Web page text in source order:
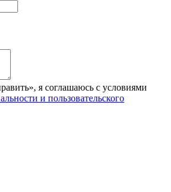
я соглашаюсь с условиями
и пользовательского